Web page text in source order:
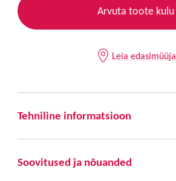
Arvuta toote kulu
Leia edasimüüja
Tehniline informatsioon
Soovitused ja nõuanded